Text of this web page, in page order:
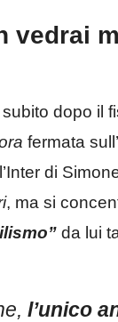
vedrai
dopo il
fermata
di
, ma si
da lui
l’unico